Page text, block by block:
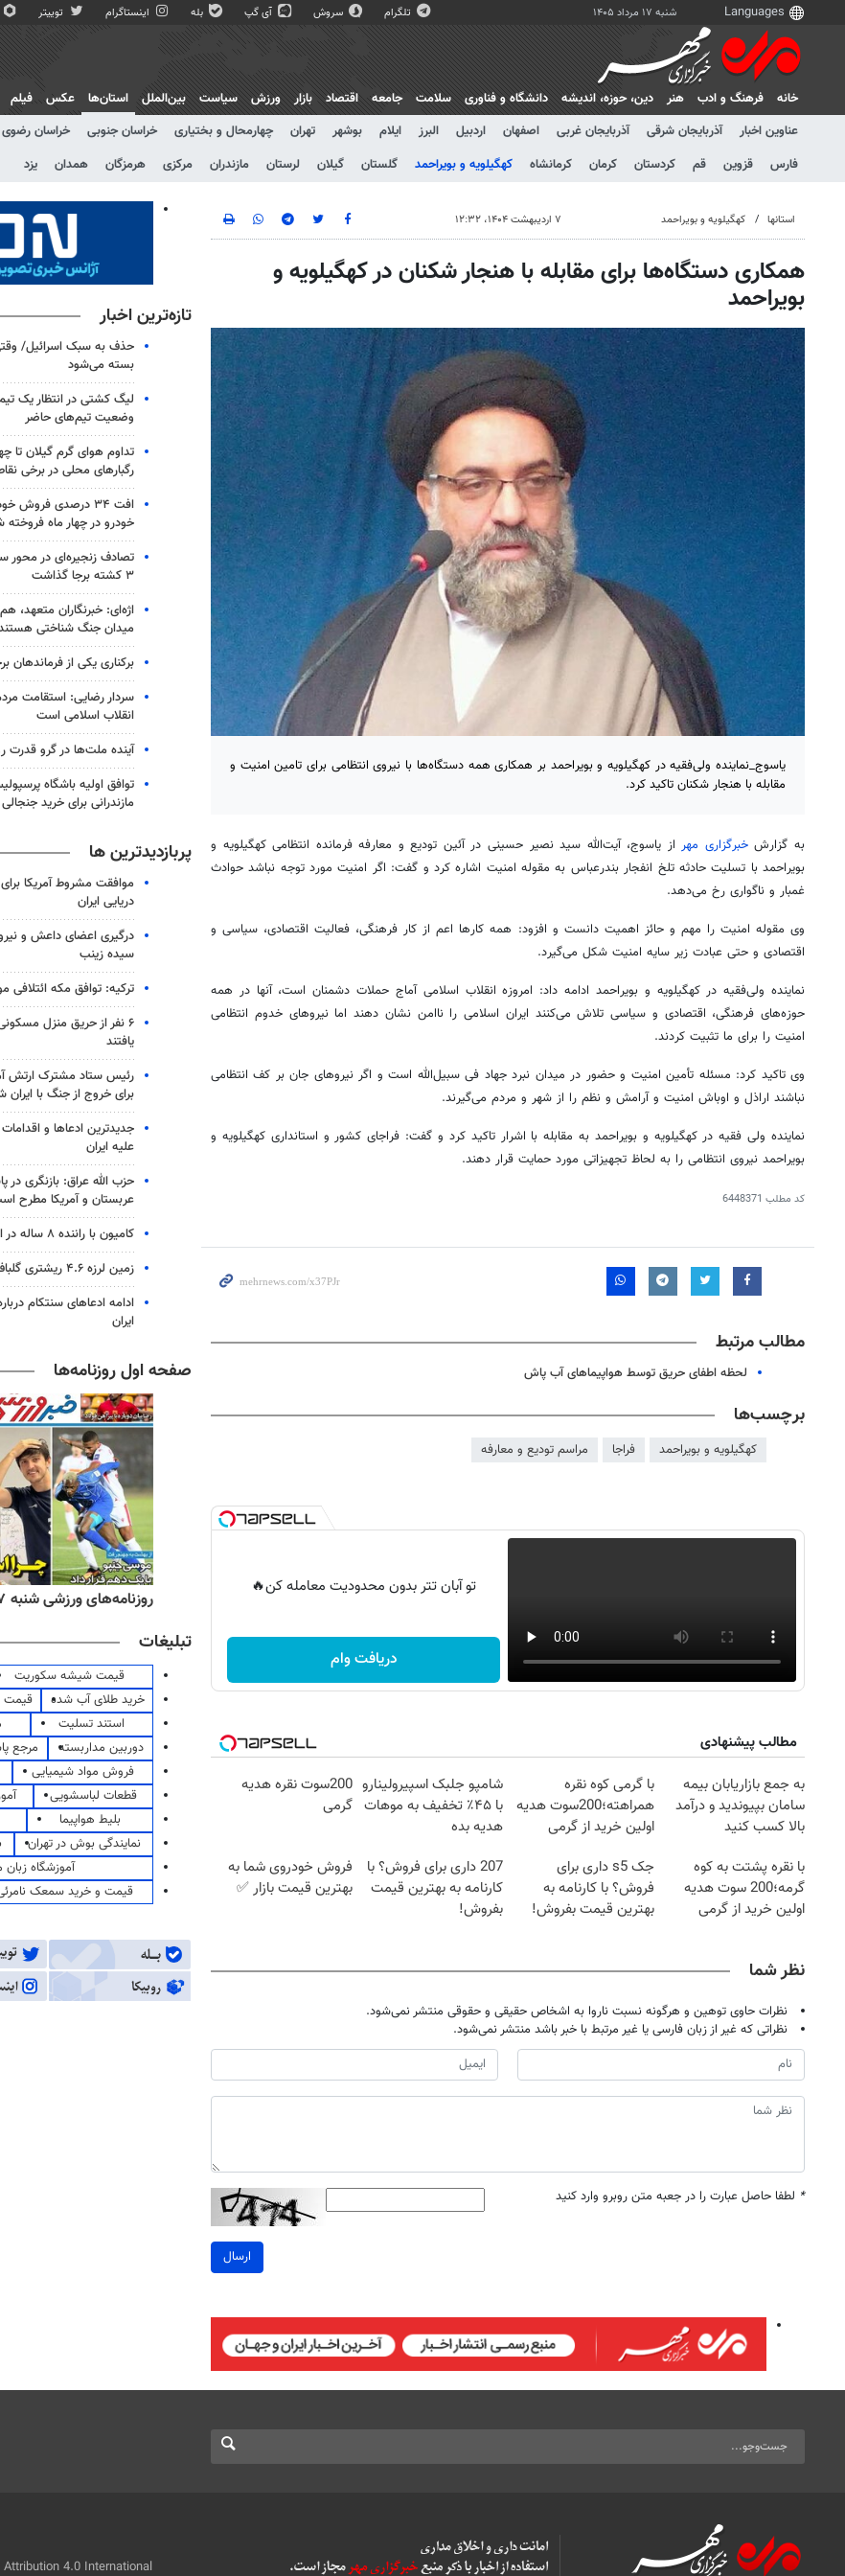
شنبه ۱۷ مرداد ۱۴۰۵ تلگرام سروش آی گپ بله اینستاگرام توییتر
خانه فرهنگ و ادب هنر دين، حوزه، انديشه دانشگاه و فناوری سلامت جامعه اقتصاد بازار ورزش سیاست بین‌الملل
استان‌ها
عناوین اخبار
آذربایجان شرقی آذربایجان غربی اصفهان اردبیل البرز ایلام بوشهر تهران چهارمحال و بختیاری خراسان جنوبی خراسان رضوی
فارس
قزوین قم کردستان کرمان کرمانشاه کهگیلویه و بویراحمد گلستان گیلان لرستان مازندران مرکزی هرمزگان همدان یزد
عکس فیلم
استانها کهگیلویه و بویراحمد ۷ اردیبهشت ۱۴۰۴، ۱۲:۳۲
همکاری دستگاه‌ها برای مقابله با هنجار شکنان در کهگیلویه و
بویراحمد
یاسوج_نماینده ولی‌فقیه در کهگیلویه و بویراحمد بر همکاری همه دستگاه‌ها با نیروی انتظامی برای تامین امنیت و
مقابله با هنجار شکنان تاکید کرد.
به گزارشخبرگزاری مهراز یاسوج، آیت‌الله سید نصیر حسینی در آئین تودیع و معارفه فرمانده انتظامی کهگیلویه و
بویراحمد با تسلیت حادثه تلخ انفجار بندرعباس به مقوله امنیت اشاره کرد و گفت: اگر امنیت مورد توجه نباشد حوادث
غمبار و ناگواری رخ می‌دهد.
وی مقوله امنیت را مهم و حائز اهمیت دانست و افزود: همه کارها اعم از کار فرهنگی، فعالیت اقتصادی، سیاسی و
اقتصادی و حتی عبادت زیر سایه امنیت شکل می‌گیرد.
نماینده ولی‌فقیه در کهگیلویه و بویراحمد ادامه داد: امروزه انقلاب اسلامی آماج حملات دشمنان است، آنها در همه
حوزه‌های فرهنگی، اقتصادی و سیاسی تلاش می‌کنند ایران اسلامی را ناامن نشان دهند اما نیروهایخدوم انتظامی
امنیت را برای ما تثبیت کردند.
وی تاکید کرد: مسئله تأمین امنیت و حضور در میدان نبرد جهاد فیسبیل‌الله است و اگر نیروهای جان بر کف انتظامی
نباشند اراذل و اوباش امنیت و آرامش و نظم را از شهر و مردم می‌گیرند.
نماینده ولی فقیه در کهگیلویه و بویراحمد به مقابله با اشرار تاکید کرد و گفت: فراجایکشور و استانداری کهگیلویه و
بویراحمد نیروی انتظامی را به لحاظ تجهیزاتی مورد حمایت قرار دهند.
کد مطلب 6448371
مطالب مرتبط
لحظه اطفای حریق توسط هواپیماهای آب پاش
برچسب‌ها
کهگیلویه و بویراحمد فراجا مراسم تودیع و معارفه
تو آبان تتر بدون محدودیت معامله کن🔥
دریافت وام
مطالب پیشنهادی
به جمع بازاریابان بیمه
سامان بپیوندید و درآمد
بالا کسب کنید
با گرمی کوه نقره
همراهته؛200سوت هدیه
اولین خرید از گرمی
شامپو جلبک اسپیرولینارو
با ۴۵٪ تخفیف به موهات
هدیه بده
200سوت نقره هدیه
گرمی
با نقره پشتت به کوه
گرمه؛200 سوت هدیه
اولین خرید از گرمی
جک s5 داری برای
فروش؟ با کارنامه به
بهترین قیمت بفروش!
207 داری برای فروش؟ با
کارنامه به بهترین قیمت
بفروش!
فروش خودروی شما به
بهترین قیمت بازار ✅
نظر شما
نظرات حاوی توهین و هرگونه نسبت ناروا به اشخاص حقیقی و حقوقی منتشر نمی‌شود.
نظراتی که غیر از زبان فارسی یا غیر مرتبط با خبر باشد منتشر نمی‌شود.
* لطفا حاصل عبارت را در جعبه متن روبرو وارد کنید
ارسال
تازه‌ترین اخبار
حذف به سبک اسرائیل/
بسته می‌شود
لیگ کشتی در انتظار یک
وضعیت تیم‌های حاضر
تداوم هوای گرم گیلان تا
رگبارهای محلی در برخی
خودرو در چهار ماه فروخته
تصادف زنجیره‌ای در محور
۳ کشته برجا گذاشت
اژه‌ای: خبرنگاران متعهد،
میدان جنگ شناختی
برکناری یکی از فرماندهان
سردار رضایی: استقامت
انقلاب اسلامی است
آینده ملت‌ها در گرو قدرت
توافق اولیه باشگاه
مازندرانی برای خرید جنجالی
پربازدیدترین ها
موافقت مشروط آمریکا
دریایی ایران
درگیری اعضای داعش و
سیده زینب
ترکیه: توافق مکه ائتلافی
۶ نفر از حریق منزل
یافتند
رئیس ستاد مشترک ارتش
برای خروج از جنگ با ایران
جدیدترین ادعاها و
علیه ایران
حزب الله عراق: بازنگری در
عربستان و آمریکا مطرح
کامیون با راننده ۸ ساله در اصفهان توقیف شد
زمین لرزه ۴.۶ ریشتری گلباف کرمان را لرزاند
ادامه ادعاهای سنتکام
ایران
صفحه اول روزنامه‌ها
روزنامه‌های اقتصادی شنبه ۱۷ مرداد ۱۴۰۵ روزنامه‌های ورزشی شنبه ۱۷ مرداد ۱۴۰۵
تبلیغات
قیمت شیشه سکوریت
خرید طلای آب شده
استند تسلیت
دوربین مداربسته
مرجع
فروش مواد شیمیایی
قطعات لباسشویی
بلیط هواپیما
نمایندگی بوش در تهران
آموزشگاه زبان
قیمت و خرید سمعک
4.0 International